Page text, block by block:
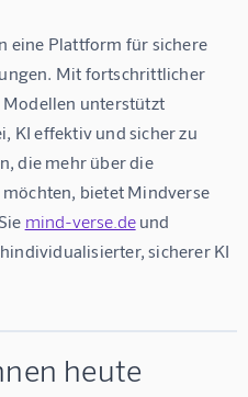
eine Plattform für sichere
Mit fortschrittlicher
unterstützt
KI effektiv und sicher zu
die mehr über die
bietet Mindverse
mind-verse.de und
sicherer KI
heute